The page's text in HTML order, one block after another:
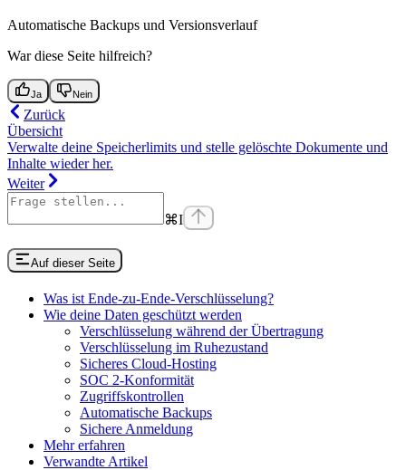
Automatische Backups und Versionsverlauf
War diese Seite hilfreich?
Ja Nein
Zurück
Übersicht
Verwalte deine Speicherlimits und stelle gelöschte Dokumente und
Inhalte wieder her.
Weiter
⌘I
Auf dieser Seite
Was ist Ende-zu-Ende-Verschlüsselung?
Wie deine Daten geschützt werden
Verschlüsselung während der Übertragung
Verschlüsselung im Ruhezustand
Sicheres Cloud-Hosting
SOC 2-Konformität
Zugriffskontrollen
Automatische Backups
Sichere Anmeldung
Mehr erfahren
Verwandte Artikel